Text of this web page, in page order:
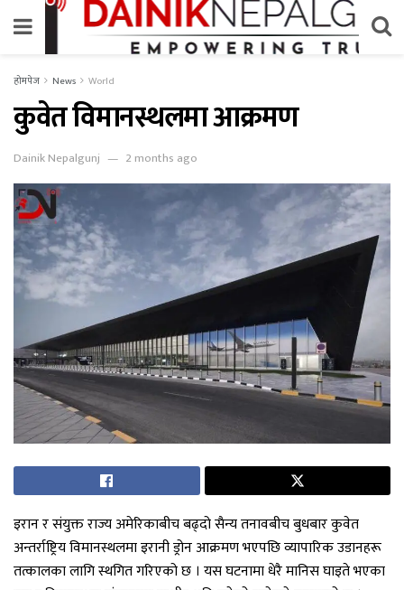
होमपेज News World
कुवेत विमानस्थलमा आक्रमण
Dainik Nepalgunj 2 months ago
इरान र संयुक्त राज्य अमेरिकाबीच बढ्दो सैन्य तनावबीच बुधबार कुवेत
अन्तर्राष्ट्रिय विमानस्थलमा इरानी ड्रोन आक्रमण भएपछि व्यापारिक उडानहरू
तत्कालका लागि स्थगित गरिएको छ । यस घटनामा धेरै मानिस घाइते भएका